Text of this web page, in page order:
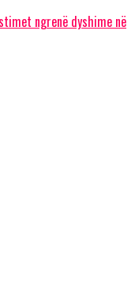
ngrenë dyshime në